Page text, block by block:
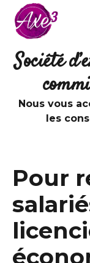
Aller au contenu
Société
Nous vous
les
Pour